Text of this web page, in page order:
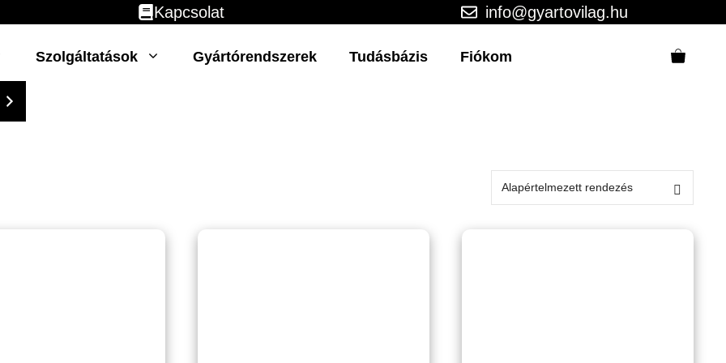
Kapcsolat info@gyartovilag.hu
Szolgáltatások Gyártórendszerek Tudásbázis Fiókom